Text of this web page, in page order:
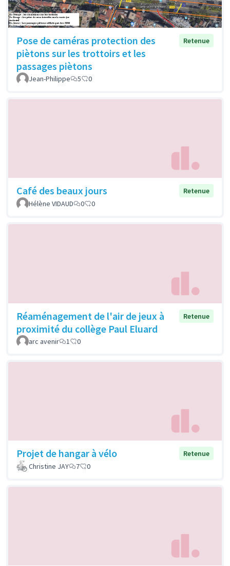
Pose de caméras protection des
piètons sur les trottoirs et les
passages piètons
Retenue
Jean-Philippe 5 0
Café des beaux jours
Retenue
Hélène VIDAUD
0 0
Réaménagement de l'air de jeux à
proximité du collège Paul Eluard
Retenue
arc avenir 1 0
Projet de hangar à vélo
Retenue
Christine JAY
7 0